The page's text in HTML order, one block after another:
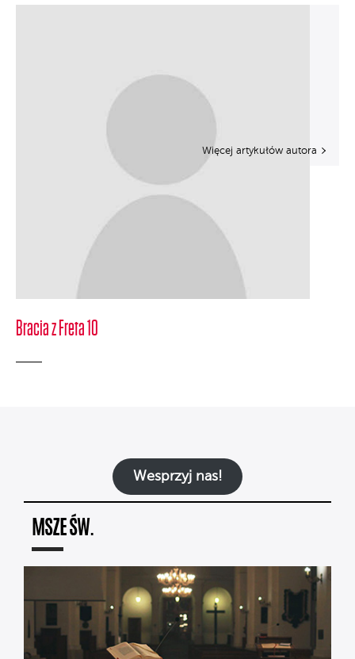
Bracia z Freta 10
Więcej artykułów autora
Wesprzyj nas!
MSZE ŚW.